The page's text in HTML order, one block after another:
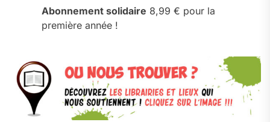
Abonnement solidaire 8,99 € pour la
première année !